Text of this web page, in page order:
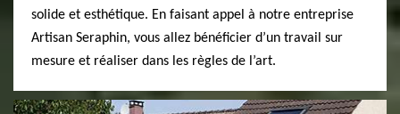
solide et esthétique. En faisant appel à notre entreprise
Artisan Seraphin, vous allez bénéficier d’un travail sur
mesure et réaliser dans les règles de l’art.